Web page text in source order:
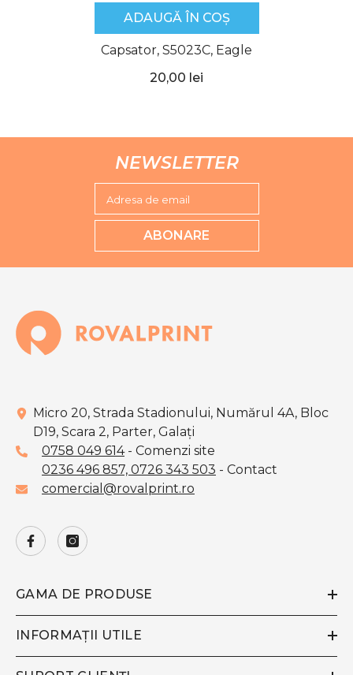
ADAUGĂ ÎN COȘ
Capsator, S5023C, Eagle
20,00 lei
NEWSLETTER
Adresa de email
ABONARE
Micro 20, Strada Stadionului, Numărul 4A, Bloc
D19, Scara 2, Parter, Galaţi
0758 049 614- Comenzi site
0236 496 857, 0726 343 503 - Contact
comercial@rovalprint.ro
GAMA DE PRODUSE
INFORMAȚII UTILE